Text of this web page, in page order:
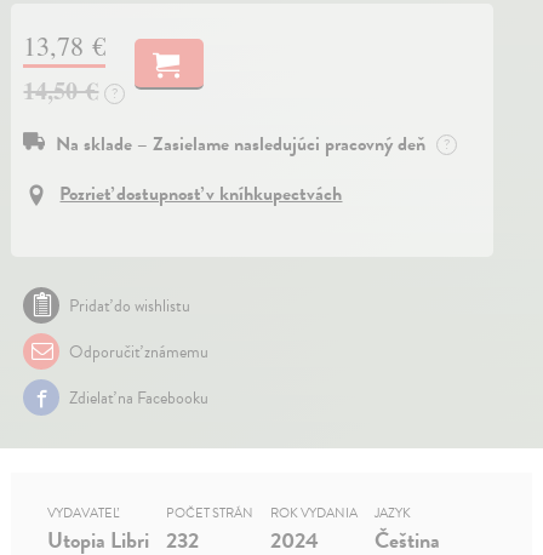
13,78 €
14,50 €
?
Na sklade – Zasielame nasledujúci pracovný deň ?
Pozrieť dostupnosť v kníhkupectvách
Pridať do wishlistu
Odporučiť známemu
Zdielať na Facebooku
VYDAVATEĽ
Utopia Libri
POČET STRÁN
232
ROK VYDANIA
2024
JAZYK
Čeština